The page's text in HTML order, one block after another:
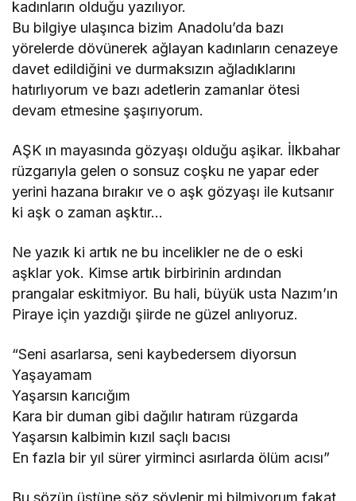
kadınların olduğu yazılıyor.
Bu bilgiye ulaşınca bizim Anadolu’da bazı
yörelerde dövünerek ağlayan kadınların cenazeye
davet edildiğini ve durmaksızın ağladıklarını
hatırlıyorum ve bazı adetlerin zamanlar ötesi
devam etmesine şaşırıyorum.
AŞK ın mayasında gözyaşı olduğu aşikar. İlkbahar
rüzgarıyla gelen o sonsuz coşku ne yapar eder
yerini hazana bırakır ve o aşk gözyaşı ile kutsanır
ki aşk o zaman aşktır…
Ne yazık ki artık ne bu incelikler ne de o eski
aşklar yok. Kimse artık birbirinin ardından
prangalar eskitmiyor. Bu hali, büyük usta Nazım’ın
Piraye için yazdığı şiirde ne güzel anlıyoruz.
“Seni asarlarsa, seni kaybedersem diyorsun
Yaşayamam
Yaşarsın karıcığım
Kara bir duman gibi dağılır hatıram rüzgarda
Yaşarsın kalbimin kızıl saçlı bacısı
En fazla bir yıl sürer yirminci asırlarda ölüm acısı”
Bu sözün üstüne söz söylenir mi bilmiyorum fakat